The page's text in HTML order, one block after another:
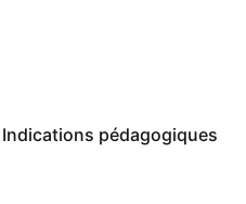
Indications pédagogiques